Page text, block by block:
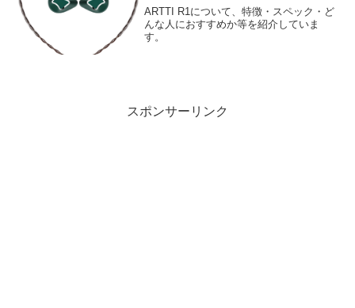
DD搭載 有線イヤホン
ARTTI R1について、特徴・スペック・ど
んな人におすすめか等を紹介していま
す。
スポンサーリンク